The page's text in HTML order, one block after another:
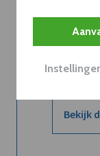
leren
dVO
Bekijk